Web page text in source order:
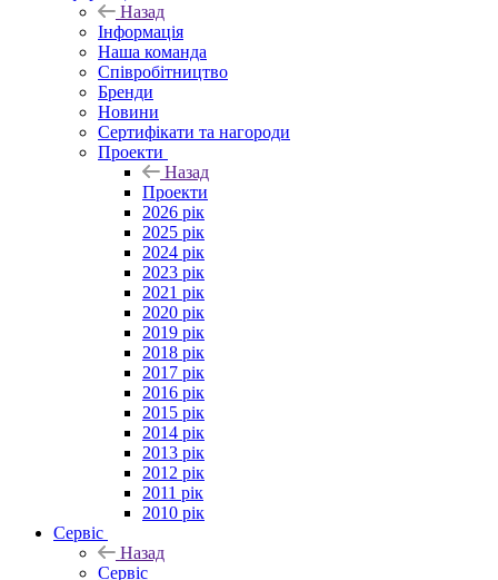
Назад
Інформація
Наша команда
Співробітництво
Бренди
Новини
Сертифікати та нагороди
Проекти
Назад
Проекти
2026 рік
2025 рік
2024 рік
2023 рік
2021 рік
2020 рік
2019 рік
2018 рік
2017 рік
2016 рік
2015 рік
2014 рік
2013 рік
2012 рік
2011 рік
2010 рік
Сервіс
Назад
Сервіс